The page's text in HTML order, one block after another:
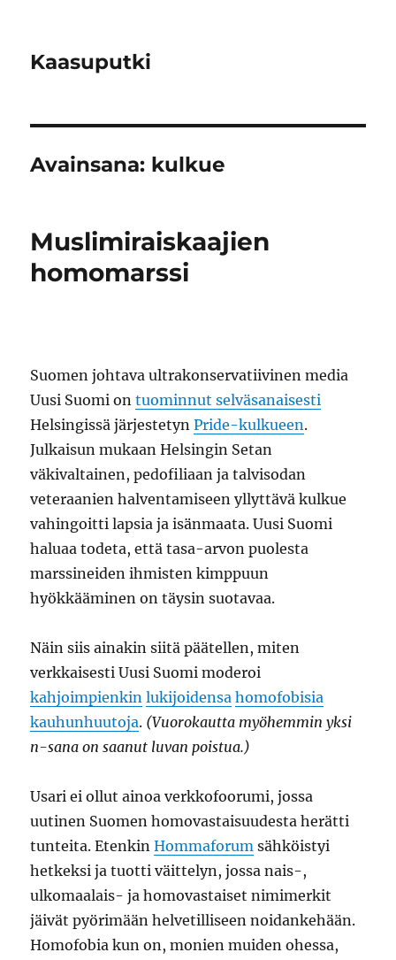
Kaasuputki
Avainsana: kulkue
Muslimiraiskaajien
homomarssi
Suomen johtava ultrakonservatiivinen media
Uusi Suomi ontuominnut selväsanaisesti
Helsingissä järjestetynPride-kulkueen.
Julkaisun mukaan Helsingin Setan
väkivaltainen, pedofiliaan ja talvisodan
veteraanien halventamiseen yllyttävä kulkue
vahingoitti lapsia ja isänmaata. Uusi Suomi
haluaa todeta, että tasa-arvon puolesta
marssineiden ihmisten kimppuun
hyökkääminen on täysin suotavaa.
Näin siis ainakin siitä päätellen, miten
verkkaisesti Uusi Suomi moderoi
kahjoimpienkin lukijoidensa homofobisia
kauhunhuutoja. (Vuorokautta myöhemmin yksi
n-sana on saanut luvan poistua.)
Usari ei ollut ainoa verkkofoorumi, jossa
uutinen Suomen homovastaisuudesta herätti
tunteita. EtenkinHommaforum sähköistyi
hetkeksi ja tuotti väittelyn, jossa nais-,
ulkomaalais- ja homovastaiset nimimerkit
jäivät pyörimään helvetilliseen noidankehään.
Homofobia kun on, monien muiden ohessa,